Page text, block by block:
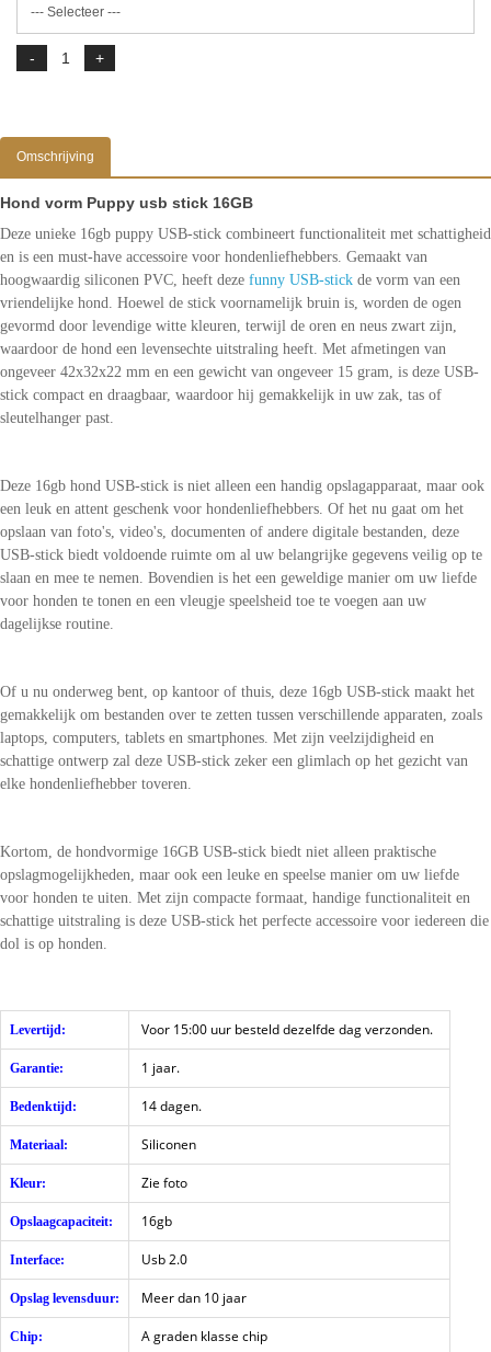
Omschrijving
Hond vorm Puppy usb stick 16GB
Deze unieke 16gb puppy USB-stick combineert functionaliteit met schattigheid
en is een must-have accessoire voor hondenliefhebbers. Gemaakt van
hoogwaardig siliconen PVC, heeft deze funny USB-stick de vorm van een
vriendelijke hond. Hoewel de stick voornamelijk bruin is, worden de ogen
gevormd door levendige witte kleuren, terwijl de oren en neus zwart zijn,
waardoor de hond een levensechte uitstraling heeft. Met afmetingen van
ongeveer 42x32x22 mm en een gewicht van ongeveer 15 gram, is deze USB-
stick compact en draagbaar, waardoor hij gemakkelijk in uw zak, tas of
sleutelhanger past.
Deze 16gb hond USB-stick is niet alleen een handig opslagapparaat, maar ook
een leuk en attent geschenk voor hondenliefhebbers. Of het nu gaat om het
opslaan van foto's, video's, documenten of andere digitale bestanden, deze
USB-stick biedt voldoende ruimte om al uw belangrijke gegevens veilig op te
slaan en mee te nemen. Bovendien is het een geweldige manier om uw liefde
voor honden te tonen en een vleugje speelsheid toe te voegen aan uw
dagelijkse routine.
Of u nu onderweg bent, op kantoor of thuis, deze 16gb USB-stick maakt het
gemakkelijk om bestanden over te zetten tussen verschillende apparaten, zoals
laptops, computers, tablets en smartphones. Met zijn veelzijdigheid en
schattige ontwerp zal deze USB-stick zeker een glimlach op het gezicht van
elke hondenliefhebber toveren.
Kortom, de hondvormige 16GB USB-stick biedt niet alleen praktische
opslagmogelijkheden, maar ook een leuke en speelse manier om uw liefde
voor honden te uiten. Met zijn compacte formaat, handige functionaliteit en
schattige uitstraling is deze USB-stick het perfecte accessoire voor iedereen die
dol is op honden.
Levertijd: Voor 15:00 uur besteld dezelfde dag verzonden.
Garantie: 1 jaar.
Bedenktijd: 14 dagen.
Materiaal: Siliconen
Kleur: Zie foto
Opslaagcapaciteit: 16gb
Interface: Usb 2.0
Opslag levensduur: Meer dan 10 jaar
Chip: A graden klasse chip